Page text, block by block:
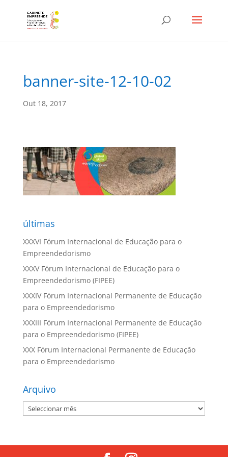
banner-site-12-10-02
Out 18, 2017
últimas
XXXVI Fórum Internacional de Educação para o
Empreendedorismo
XXXV Fórum Internacional de Educação para o
Empreendedorismo (FIPEE)
XXXIV Fórum Internacional Permanente de Educação
para o Empreendedorismo
XXXIII Fórum Internacional Permanente de Educação
para o Empreendedorismo (FIPEE)
XXX Fórum Internacional Permanente de Educação
para o Empreendedorismo
Arquivo
Arquivo